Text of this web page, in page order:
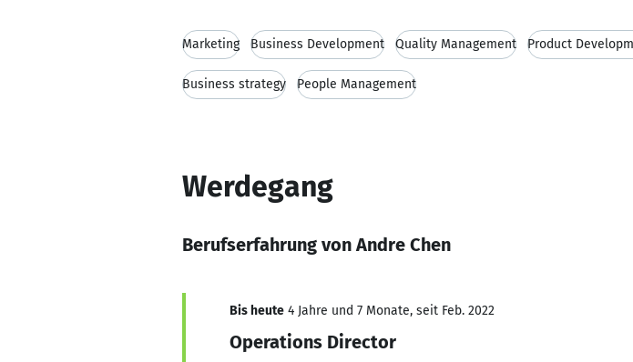
Marketing Business Development Quality Management Product
Business strategy People Management
Werdegang
Berufserfahrung von Andre Chen
Bis heute 4 Jahre und 7 Monate, seit Feb. 2022
Operations Director